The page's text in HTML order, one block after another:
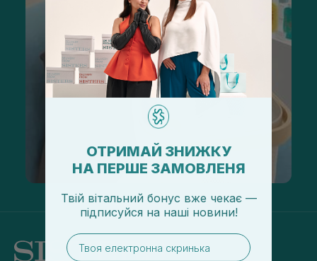
ОТРИМАЙ ЗНИЖКУ
НА ПЕРШЕ ЗАМОВЛЕНЯ
Твій вітальний бонус вже чекає —
підписуйся на наші новини!
email